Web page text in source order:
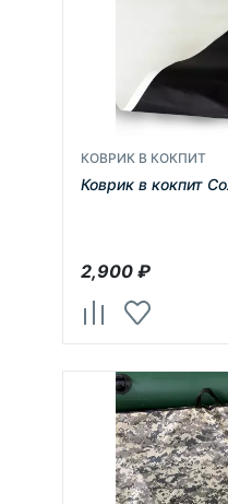
КОВРИК В КОКПИТ
Коврик в кокпит
2,900₽